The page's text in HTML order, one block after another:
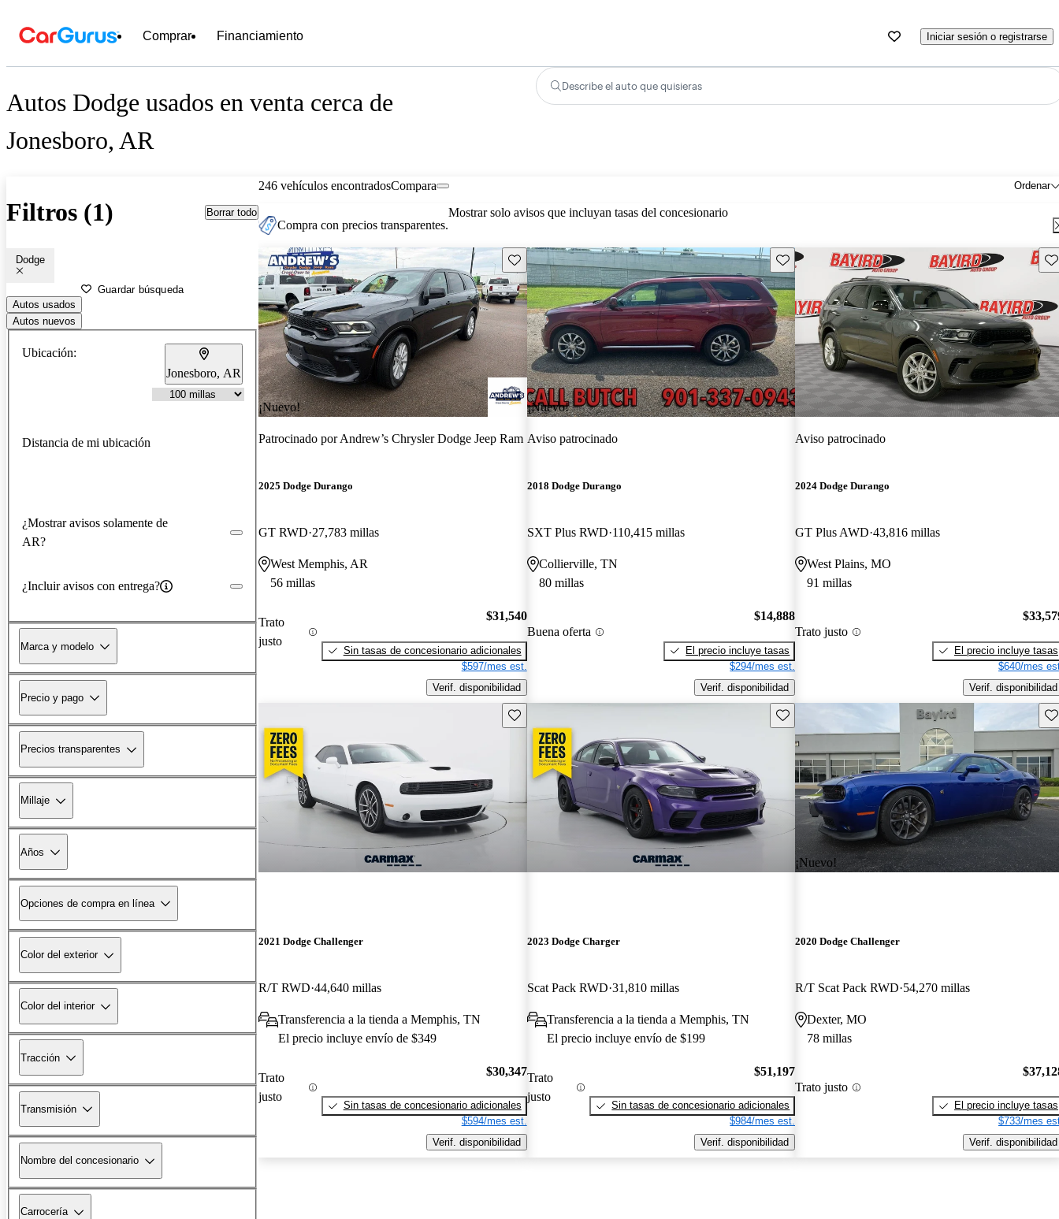
Comprar Financiamiento Iniciar sesión o registrarse
Autos Dodge usados en venta cerca de
Jonesboro, AR
Describe el auto que quisieras
Filtros (1) Borrar todo
Dodge
Guardar búsqueda
Autos usados
Autos nuevos
Ubicación:
Jonesboro, AR
Distancia de mi ubicación
¿Mostrar avisos solamente de
AR?
¿Incluir avisos con entrega?
Marca y modelo
Precio y pago
Precios transparentes
Millaje
Años
Opciones de compra en línea
Color del exterior
Color del interior
Tracción
Transmisión
Nombre del concesionario
Carrocería
246 vehículos encontrados Ordenar
Compara
Compra con precios transparentes.
Mostrar solo avisos que incluyan tasas del concesionario
¡Nuevo!
Guarda este Aviso
Patrocinado porAndrew’s Chrysler Dodge Jeep Ram
2025 Dodge Durango
GT RWD 27,783 millas
West Memphis, AR
56 millas
Trato
justo
$31,540
Sin tasas de concesionario adicionales
$597/mes est.
Verif. disponibilidad
¡Nuevo!
Guarda este Aviso
Aviso patrocinado
2018 Dodge Durango
SXT Plus RWD 110,415 millas
Collierville, TN
80 millas
Buena oferta
$14,888
El precio incluye tasas
$294/mes est.
Verif. disponibilidad
Aviso patrocinado
2024 Dodge Durango
GT Plus AWD 43,816 millas
West Plains, MO
91 millas
Trato justo
El precio incluye tasas
$640/mes
Verif. disponibilidad
Guarda este Aviso
2021 Dodge Challenger
R/T RWD 44,640 millas
Transferencia a la tienda a Memphis, TN
El precio incluye envío de $349
Trato
justo
$30,347
Sin tasas de concesionario adicionales
$594/mes est.
Verif. disponibilidad
Guarda este Aviso
2023 Dodge Charger
Scat Pack RWD 31,810 millas
Transferencia a la tienda a Memphis, TN
El precio incluye envío de $199
Trato
justo
$51,197
Sin tasas de concesionario adicionales
$984/mes est.
Verif. disponibilidad
¡Nuevo!
2020 Dodge Challenger
R/T Scat Pack RWD 54,270 millas
Dexter, MO
78 millas
Trato justo
El precio incluye tasas
$733/mes
Verif. disponibilidad